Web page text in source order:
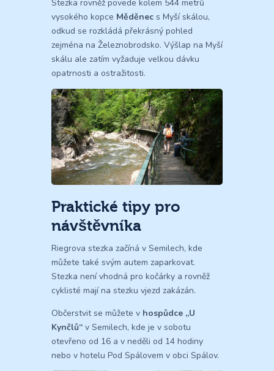
Stezka rovněž povede kolem 544 metrů
vysokého kopce Měděnec s Myší skálou,
odkud se rozkládá překrásný pohled
zejména na Železnobrodsko. Výšlap na Myší
skálu ale zatím vyžaduje velkou dávku
opatrnosti a ostražitosti.
Praktické tipy pro
návštěvníka
Riegrova stezka začíná v Semilech, kde
můžete také svým autem zaparkovat.
Stezka není vhodná pro kočárky a rovněž
cyklisté mají na stezku vjezd zakázán.
Občerstvit se můžete v hospůdce „U
Kynčlů“ v Semilech, kde je v sobotu
otevřeno od 16 a v neděli od 14 hodiny
nebo v hotelu Pod Spálovem v obci Spálov.